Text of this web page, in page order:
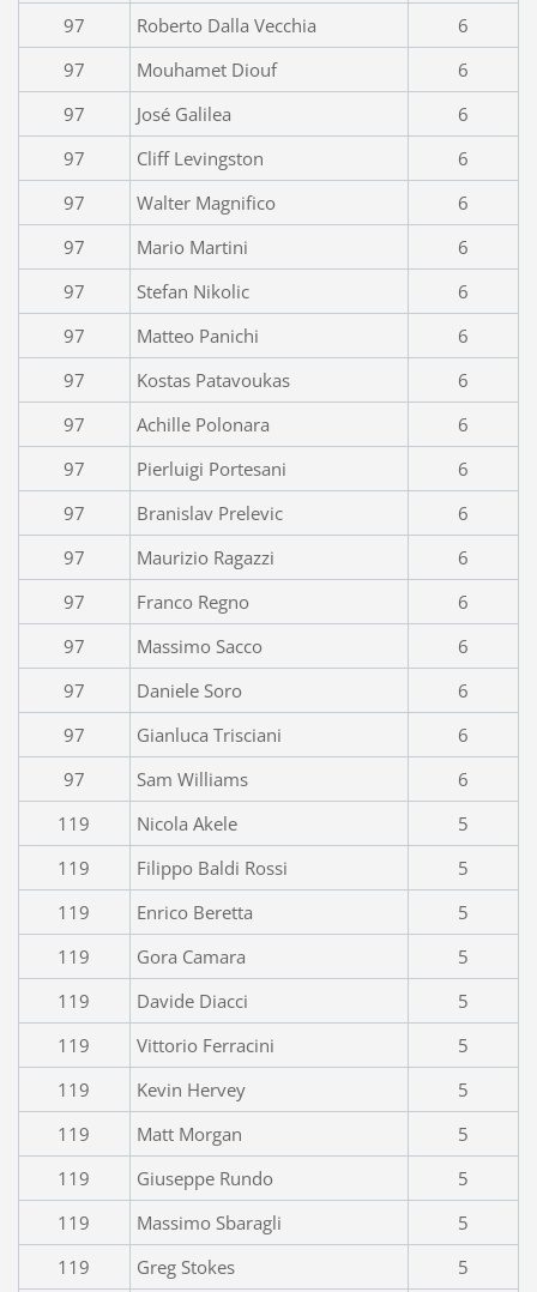
97
Roberto Dalla Vecchia
6
97
Mouhamet Diouf
6
97
José Galilea
6
97
Cliff Levingston
6
97
Walter Magnifico
6
97
Mario Martini
6
97
Stefan Nikolic
6
97
Matteo Panichi
6
97
Kostas Patavoukas
6
97
Achille Polonara
6
97
Pierluigi Portesani
6
97
Branislav Prelevic
6
97
Maurizio Ragazzi
6
97
Franco Regno
6
97
Massimo Sacco
6
97
Daniele Soro
6
97
Gianluca Trisciani
6
97
Sam Williams
6
119
Nicola Akele
5
119
Filippo Baldi Rossi
5
119
Enrico Beretta
5
119
Gora Camara
5
119
Davide Diacci
5
119
Vittorio Ferracini
5
119
Kevin Hervey
5
119
Matt Morgan
5
119
Giuseppe Rundo
5
119
Massimo Sbaragli
5
119
Greg Stokes 5